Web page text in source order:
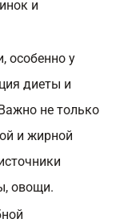
и
особенно у
диеты и
не только
и жирной
овощи.